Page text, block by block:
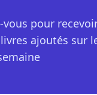
vous pour
ajoutés sur